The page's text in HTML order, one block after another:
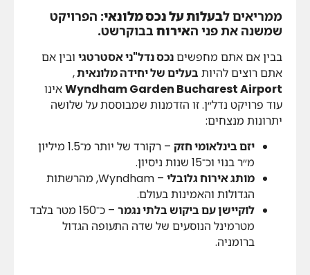
ממריאים לבעלות על נכס מלונאי: הפרויקט
שמשנה את פני האירוחבבוקרשט.
בבין אם אתם מחפשיםנכס נדל"ני אסטרטגי ובין אם
אתם רוצים להיות בעלים של יחידה מלונאית,
Wyndham Garden Bucharest Airportאינו
עוד פרויקט נדל״ן. זו הזדמנות שמבוססת על שלושה
יתרונות מנצחים:
יזם בינלאומי חזק
– רקורד של יותר מ־1.5 מיליון
מ״ר בנוי וכ־15 שנות ניסיון.
מותג אירוח גלובלי
– Wyndham, מהרשתות
הגדולות והאמינות בעולם.
לוקיישן עם ביקוש בלתי נגמר
– כ־150 מטר בלבד
מטרמינל הנוסעים של שדה התעופה הגדול
ברומניה.